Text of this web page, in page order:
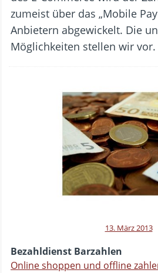
zumeist über das „Mobile
Anbietern abgewickelt. Die
Möglichkeiten stellen wir vor.
13. März 2013
Bezahldienst Barzahlen
Online shoppen und offline